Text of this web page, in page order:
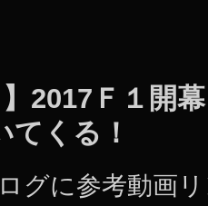
】2017Ｆ１開
てくる！
ログに参考動画